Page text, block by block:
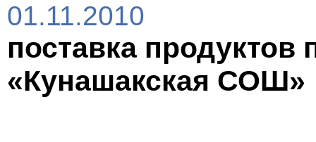
01.11.2010
поставка
«Кунашакская СОШ»